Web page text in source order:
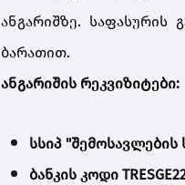
ანგარიშზე.
ბარათით.
ანგარიშის
სსიპ "შემოსავლების
ბანკის კოდი